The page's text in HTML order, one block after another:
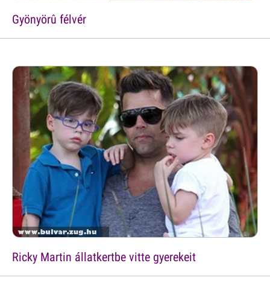
Gyönyörû félvér
Ricky Martin állatkertbe vitte gyerekeit